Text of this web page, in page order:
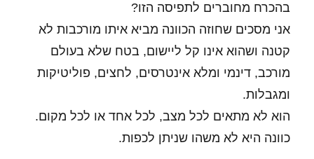
בהכרח מחוברים לתפיסה הזו?
אני מסכים שחוזה הכוונה מביא איתו מורכבות לא
קטנה ושהוא אינו קל ליישום, בטח שלא בעולם
מורכב, דינמי ומלא אינטרסים, לחצים, פוליטיקות
ומגבלות.
הוא לא מתאים לכל מצב, לכל אחד או לכל מקום.
כוונה היא לא משהו שניתן לכפות.